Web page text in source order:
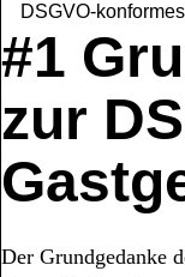
DSGVO-
#1
zur
Der Grundgedanke